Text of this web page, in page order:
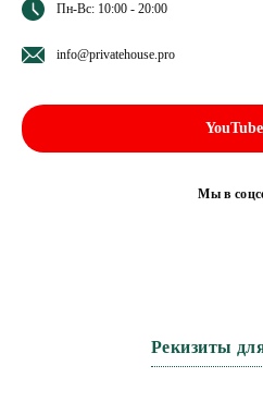
Пн-Вс: 10:00 - 20:00
info@privatehouse.pro
YouTube
Мы в
Рекизиты